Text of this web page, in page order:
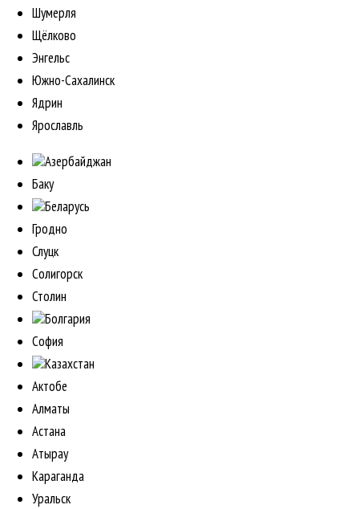
Шумерля
Щёлково
Энгельс
Южно-Сахалинск
Ядрин
Ярославль
Азербайджан
Баку
Беларусь
Гродно
Слуцк
Солигорск
Столин
Болгария
София
Казахстан
Актобе
Алматы
Астана
Атырау
Караганда
Уральск